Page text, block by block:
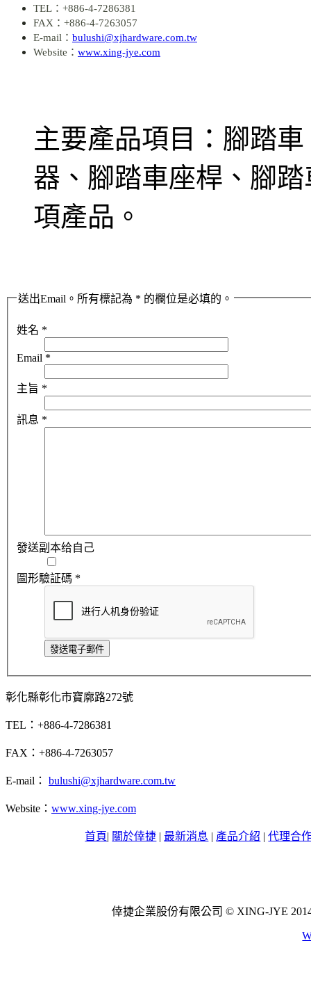
TEL：+886-4-7286381
FAX：+886-4-7263057
E-mail： bulushi@xjhardware.com.tw
Website： www.xing-jye.com
主要產品項目：腳踏
器、腳踏車座桿、腳
項產品。
送出Email。所有標記為 * 的欄位是必填的。
姓名 *
Email *
主旨 *
訊息 *
發送副本给自己
圖形驗証碼 *
發送電子郵件
彰化縣彰化市寶廓路272號
TEL：+886-4-7286381
FAX：+886-4-7263057
E-mail： bulushi@xjhardware.com.tw
Website： www.xing-jye.com
首頁| 關於倖捷 | 最新消息 | 產品介紹 |代理合
倖捷企業股份有限公司 © XING-JYE